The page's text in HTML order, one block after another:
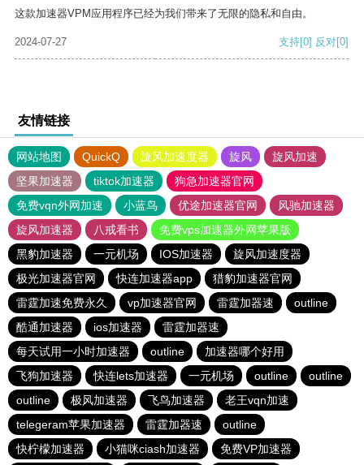
这款加速器VPM应用程序已经为我们带来了无限的隐私和自由。
2024-07-27 支持[0] 反对[0]
友情链接
网站地图 QuickQ 旋风加速度器 旋风
旋风加速
坚果加速器
tiktok加速器
狗急加速器官网
免费vqn外网加速
小蓝鸟 优途加速器官网
风驰加速器
旋风加速器
八戒看书
免费vps加速器外网苹果版
黑豹加速器
一元机场 IOS加速器
旋风加速度器
极光加速器官网
快连加速器app
猎豹加速器官网
雷霆加速免费永久
vp加速器官网 雷霆加器速
outline
酷通加速器
ios加速器
雷霆加器速
每天试用一小时加速器
outline
加速器哪个好用
飞狗加速器
快连lets加速器 一元机场 outline
outline
outline
极风加速器 飞鸟加速器
老王vqn加速
telegeram苹果加速器
雷霆加器速
outline
快柠檬加速器
小猫咪ciash加速器 免费VP加速器